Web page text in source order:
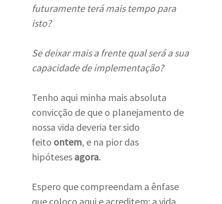
futuramente terá mais tempo para
isto?
Se deixar mais a frente qual será a sua
capacidade de implementação?
Tenho aqui minha mais absoluta
convicção de que o planejamento de
nossa vida deveria ter sido
feito ontem, e na pior das
hipóteses agora.
Espero que compreendam a ênfase
que coloco aqui e acreditem: a vida,